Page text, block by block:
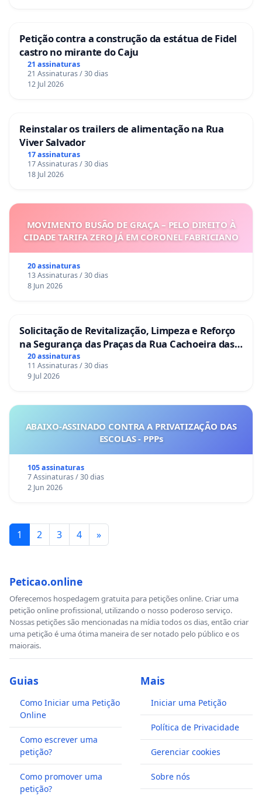
Petição contra a construção da estátua de Fidel
castro no mirante do Caju
21 assinaturas
21 Assinaturas / 30 dias
12 Jul 2026
Reinstalar os trailers de alimentação na Rua
Viver Salvador
17 assinaturas
17 Assinaturas / 30 dias
18 Jul 2026
MOVIMENTO BUSÃO DE GRAÇA – PELO DIREITO À
CIDADE TARIFA ZERO JÁ EM CORONEL FABRICIANO
20 assinaturas
13 Assinaturas / 30 dias
8 Jun 2026
Solicitação de Revitalização, Limpeza e Reforço
na Segurança das Praças da Rua Cachoeira das
Sete Ilhas
20 assinaturas
11 Assinaturas / 30 dias
9 Jul 2026
ABAIXO-ASSINADO CONTRA A PRIVATIZAÇÃO DAS
ESCOLAS - PPPs
105 assinaturas
7 Assinaturas / 30 dias
2 Jun 2026
1 2 3 4 »
Peticao.online
Oferecemos hospedagem gratuita para petições online. Criar uma
petição online profissional, utilizando o nosso poderoso serviço.
Nossas petições são mencionadas na mídia todos os dias, então criar
uma petição é uma ótima maneira de ser notado pelo público e os
maiorais.
Guias
Como Iniciar uma Petição
Online
Como escrever uma
petição?
Como promover uma
petição?
Mais
Iniciar uma Petição
Política de Privacidade
Gerenciar cookies
Sobre nós